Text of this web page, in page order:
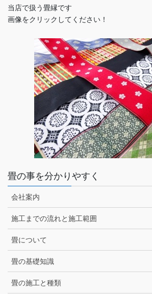
当店で扱う畳縁です
画像をクリックしてください！
畳の事を分かりやすく
会社案内
施工までの流れと施工範囲
畳について
畳の基礎知識
畳の施工と種類